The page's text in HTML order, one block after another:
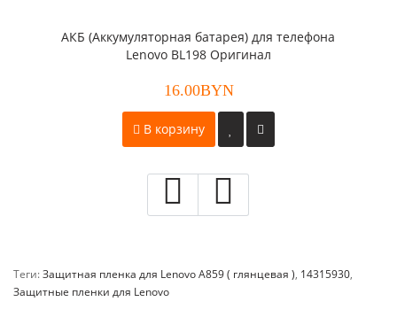
АКБ (Аккумуляторная батарея) для телефона
Lenovo BL198 Оригинал
16.00BYN
В корзину
Теги:Защитная пленка для Lenovo A859 ( глянцевая ), 14315930,
Защитные пленки для Lenovo